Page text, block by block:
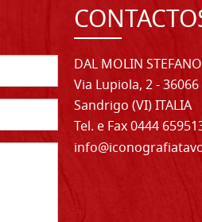
DAL MOLIN
Via Lupiola, 2 - 36066
Sandrigo (VI) ITALIA
Tel. e Fax 0444